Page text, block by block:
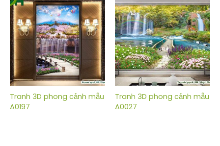
Tranh 3D phong cảnh mẫu
A0197
Tranh 3D phong cảnh mẫu
A0027